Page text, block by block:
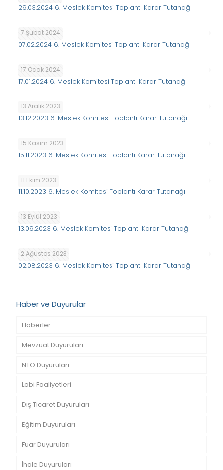
29.03.2024 6. Meslek Komitesi Toplantı Karar Tutanağı
7 Şubat 2024
07.02.2024 6. Meslek Komitesi Toplantı Karar Tutanağı
17 Ocak 2024
17.01.2024 6. Meslek Komitesi Toplantı Karar Tutanağı
13 Aralık 2023
13.12.2023 6. Meslek Komitesi Toplantı Karar Tutanağı
15 Kasım 2023
15.11.2023 6. Meslek Komitesi Toplantı Karar Tutanağı
11 Ekim 2023
11.10.2023 6. Meslek Komitesi Toplantı Karar Tutanağı
13 Eylül 2023
13.09.2023 6. Meslek Komitesi Toplantı Karar Tutanağı
2 Ağustos 2023
02.08.2023 6. Meslek Komitesi Toplantı Karar Tutanağı
Haber ve Duyurular
Haberler
Mevzuat Duyuruları
NTO Duyuruları
Lobi Faaliyetleri
Dış Ticaret Duyuruları
Eğitim Duyuruları
Fuar Duyuruları
İhale Duyuruları